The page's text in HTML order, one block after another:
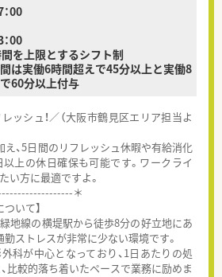
00
00
を上限とするシフト制
は実働6時間超えで45分以上と実働8
60分以上付与
ッシュ！／（大阪市鶴見区エリア担当よ
、5日間のリフレッシュ休暇や有給消化
以上の休日確保も可能です。ワークライ
い方に最適ですよ。
＊
いて】
地線の横堤駅から徒歩8分の好立地にあ
勤ストレスが非常に少ない環境です。
科が中心となっており、1日あたりの処
比較的落ち着いたペースで業務に励めま